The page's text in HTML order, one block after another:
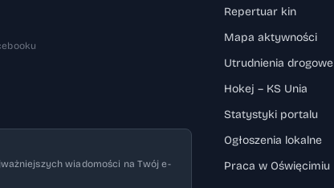
wiadomości na Twój e-
Repertuar kin
Mapa aktywności
Utrudnienia drogowe
Hokej – KS Unia
Statystyki portalu
Ogłoszenia lokalne
Praca w Oświęcimiu